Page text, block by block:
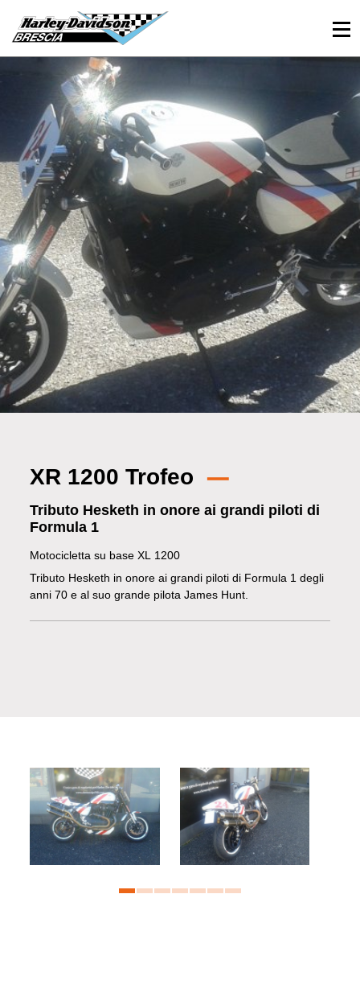
030 3366984 Viale Sant’Eufemia, 26 - Brescia
XR 1200 Trofeo
Tributo Hesketh in onore ai grandi piloti di
Formula 1
Motocicletta su base XL 1200
Tributo Hesketh in onore ai grandi piloti di Formula 1 degli
anni 70 e al suo grande pilota James Hunt.